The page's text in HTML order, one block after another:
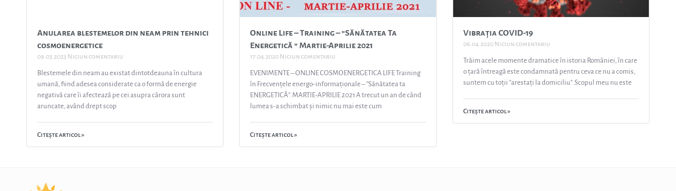
Anularea blestemelor din neam prin tehnici
cosmoenergetice
09.03.2023 Niciun comentariu
Blestemele din neam au existat dintotdeauna în cultura
umană, fiind adesea considerate ca o formă de energie
negativă care îi afectează pe cei asupra cărora sunt
aruncate, având drept scop
Citește articol »
Online Life – Training – ”Sănătatea Ta
Energetică ” Martie-Aprilie 2021
17.04.2020 Niciun comentariu
EVENIMENTE – ONLINE COSMOENERGETICA LIFE Training
în Frecvențele energo-informaționale – ”Sănătatea ta
ENERGETICĂ”. MARTIE-APRILIE 2021 A trecut un an de când
lumea s-a schimbat și nimic nu mai este cum
Citește articol »
Vibrația COVID-19
06.04.2020 Niciun comentariu
Trăim acele momente dramatice în istoria României, în care
o țară întreagă este condamnată pentru ceva ce nu a comis,
suntem cu toții ”arestați la domiciliu”. Scopul meu nu este
Citește articol »